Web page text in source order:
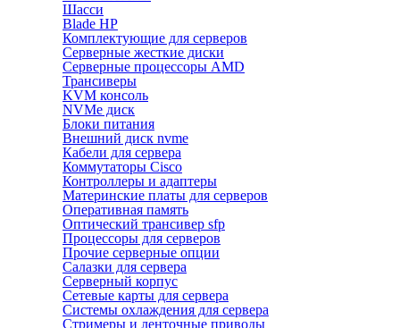
Шасси
Blade HP
Комплектующие для серверов
Серверные жесткие диски
Серверные процессоры AMD
Трансиверы
KVM консоль
NVMe диск
Блоки питания
Внешний диск nvme
Кабели для сервера
Коммутаторы Cisco
Контроллеры и адаптеры
Материнские платы для серверов
Оперативная память
Оптический трансивер sfp
Процессоры для серверов
Прочие серверные опции
Салазки для сервера
Серверный корпус
Сетевые карты для сервера
Системы охлаждения для сервера
Стримеры и ленточные приводы